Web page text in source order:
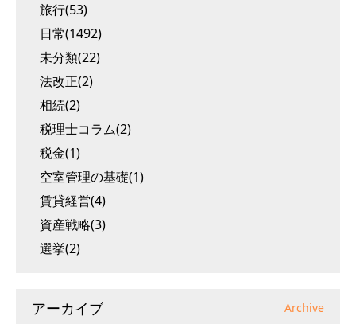
旅行(53)
日常(1492)
未分類(22)
法改正(2)
相続(2)
税理士コラム(2)
税金(1)
空室管理の基礎(1)
賃貸経営(4)
資産戦略(3)
選挙(2)
アーカイブ Archive